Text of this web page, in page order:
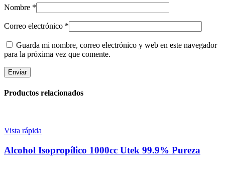
Nombre *
Correo electrónico *
Guarda mi nombre, correo electrónico y web en este navegador
para la próxima vez que comente.
Productos relacionados
Vista rápida
Alcohol Isopropílico 1000cc Utek 99.9% Pureza